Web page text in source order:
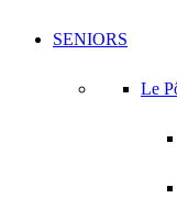
SENIORS
Le